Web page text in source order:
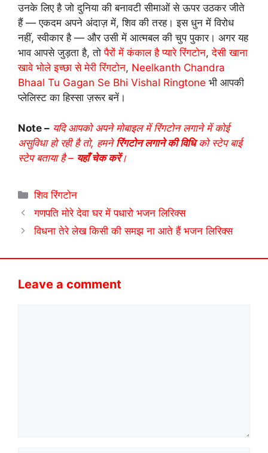
उनके लिए है जो दुनिया की बनावटी सीमाओं से ऊपर उठकर जीते
हैं — एकदम अपने अंदाज़ में, शिव की तरह। इस धुन में विरोध
नहीं, स्वीकार है — और उसी में आत्मबल की चुप पुकार। अगर यह
भाव आपसे जुड़ता है, तोपैरों में कंकाल है प्यारे रिंगटोन,देसी खाना
खावे भोले इच्छा से मेरी रिंगटोन, Neelkanth Chandra
Bhaal Tu Gagan Se Bhi Vishal Ringtone भी आपकी
प्लेलिस्ट का हिस्सा ज़रूर बनें।
Note – यदि आपको अपने मोबाइल में रिंगटोन लगाने में कोई
असुविधा हो रही है तो, हमनेरिंगटोन लगाने की विधिको स्टेप बाई
स्टेप बताया है – यहाँ चेक करें।
Categories
शिव रिंगटोन
गणपति मोरे देवा घर में पधारो भजन लिरिक्स
विधना तेरे लेख किसी की समझ ना आते हैं भजन लिरिक्स
Leave a comment